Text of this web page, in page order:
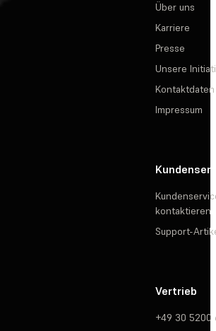
Über uns
Karriere
Presse
Unsere
Kontaktdaten
Impressum
kontaktieren
Support-
Vertrieb
+49 30 5200